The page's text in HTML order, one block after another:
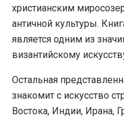
христианским
античной культуры.
является одним из
византийскому
Остальная
знакомит с искусство
Востока, Индии, Ирана,